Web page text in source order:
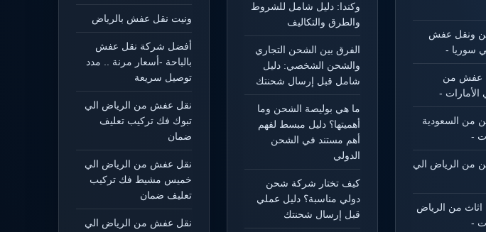
ونقل عفش
سوريا -
عفش من
الأمارات -
من السعودية
-
من الرياض الي
من الرياض
-
وكندا: دليل شامل للشروط
والطرق والتكاليف
الفرق بين الشحن التجاري
والشحن الشخصي: دليل
شامل قبل إرسال شحنتك
ما هي بوليصة الشحن وما
أهميتها؟ دليل مبسط لفهم
أهم مستند في الشحن
الدولي
كيف تختار شركة شحن
دولي مناسبة؟ دليل عملي
قبل إرسال شحنتك
ونيت نقل عفش بالرياض
أفضل شركة نقل عفش
بالباحة -أسعار مرنة .. مدد
توصيل سريعة
نقل عفش من الرياض الي
تبوك فك تركيب تعليف
ضمان
نقل عفش من الرياض الي
خميس مشيط فك تركيب
تعليف ضمان
نقل عفش من الرياض الي